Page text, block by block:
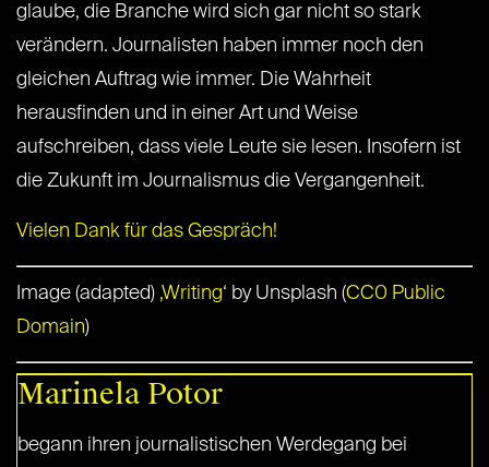
glaube, die Branche wird sich gar nicht so stark
verändern. Journalisten haben immer noch den
gleichen Auftrag wie immer. Die Wahrheit
herausfinden und in einer Art und Weise
aufschreiben, dass viele Leute sie lesen. Insofern ist
die Zukunft im Journalismus die Vergangenheit.
Vielen Dank für das Gespräch!
Image (adapted) ‚Writing‘ by Unsplash (CC0 Public
Domain)
Marinela Potor
begann ihren journalistischen Werdegang bei